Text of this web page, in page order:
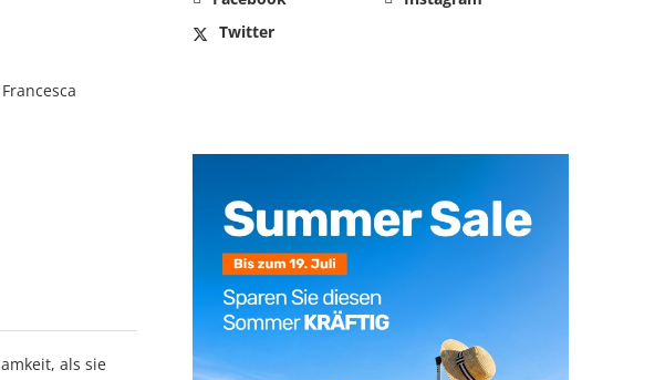
als sie
Twitter